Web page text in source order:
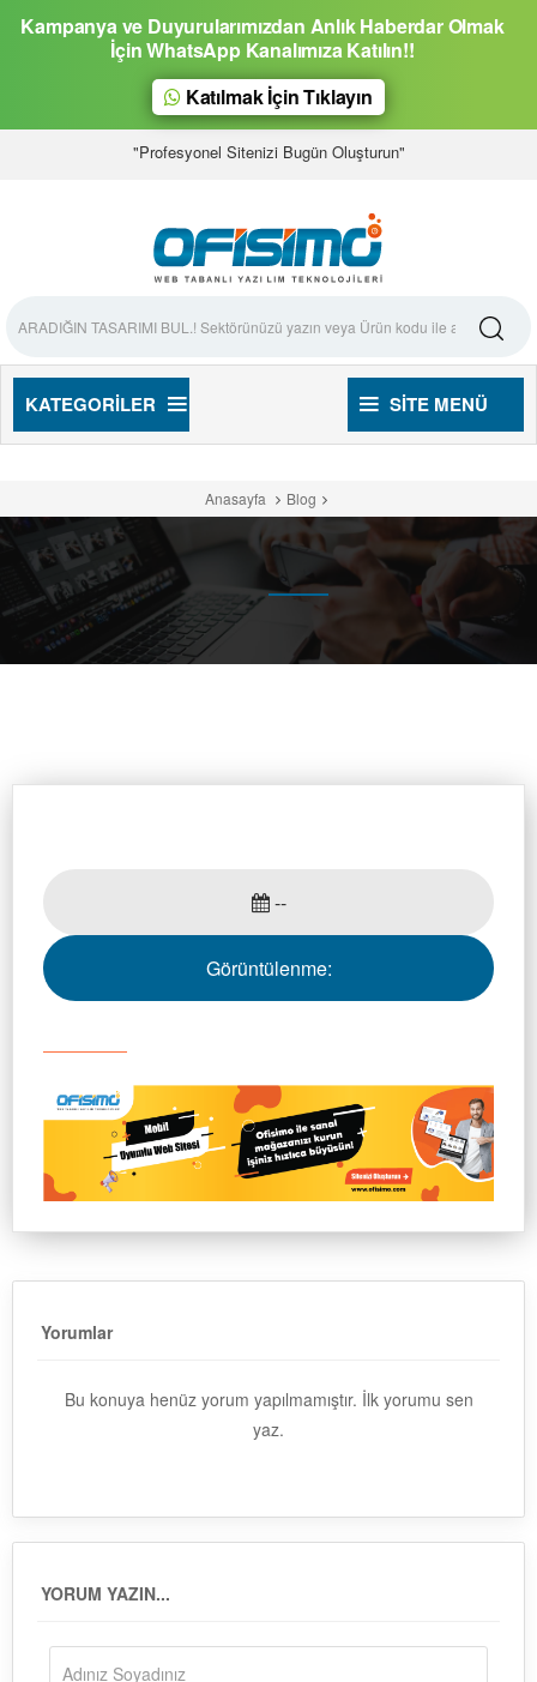
Kampanya ve Duyurularımızdan Anlık Haberdar Olmak
İçin WhatsApp Kanalımıza Katılın!!
Katılmak İçin Tıklayın
"Profesyonel Sitenizi Bugün Oluşturun"
KATEGORILER SITE MENÜ
Anasayfa Blog
--
Görüntülenme:
Yorumlar
Bu konuya henüz yorum yapılmamıştır. İlk yorumu sen
yaz.
YORUM YAZIN...